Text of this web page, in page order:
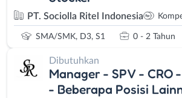
PT. Sociolla Ritel Indonesia
SMA/SMK, D3, S1 0 - 2 Tahun
Dibutuhkan
Manager - SPV - CRO
- Beberapa Posisi